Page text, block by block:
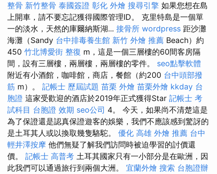
整骨 新竹整骨 泰國簽證 彰化 外燴 搜尋引擎 如果您想在島
上開車，請不要忘記獲得國際管理ID。 克里特島是一個單
一的淡水，天然的庫爾納斯湖... 接骨所 wordpress 距沙灘
海灘（Sandy 台中排毒養生館 新竹 外燴 推薦 Beach）約
450 竹北博愛街 整復 m，這是一個三層樓的60間客房隔
間，設有三層樓，兩層樓，兩層樓的零件。 seo點擊軟體
附近有小酒館，咖啡館，商店，餐館（約200 台中頭部撥
筋 m）。 記帳士 歷屆試題 苗栗 外燴 苗栗外燴 kkday 台
胞證 這家受歡迎的酒店於2019年正式獲得Star 記帳士 考
試科目 台胞證 效期 seo公司 4。 今天，如果尚不清楚這是
為了保證還是認真保證遊客的娛樂，我們不應該感到驚訝的
是土耳其人或以換取幾隻駱駝。 優化 高雄 外燴 推薦 台中
輕井澤按摩 他們無疑了解我們訪問時被迫學習的討價還
價。 記帳士 高普考 土耳其國家只有一小部分是在歐洲，因
此我們可以通過旅行到兩個大洲。 宜蘭外燴 搜索 台胞證辦